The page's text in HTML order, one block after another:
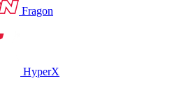
Fragon
HyperX